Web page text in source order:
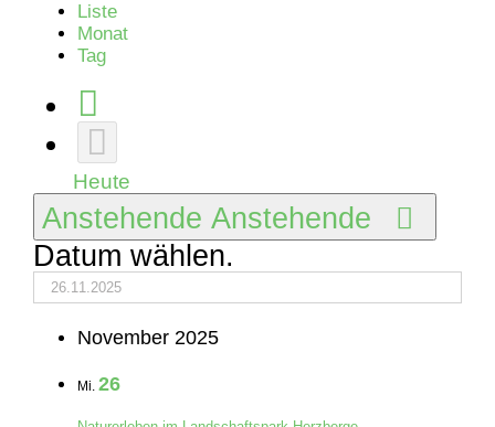
Liste
Monat
Tag
Heute
Anstehende Anstehende
Datum wählen.
November 2025
Mi. 26